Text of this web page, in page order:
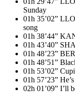
Sunday
01h 35’02”
song
01h 38’44”
01h 43’40”
01h 48’23”
01h 48’51”
01h 53’02”
01h 57’23”
02h 01’09” I’ll